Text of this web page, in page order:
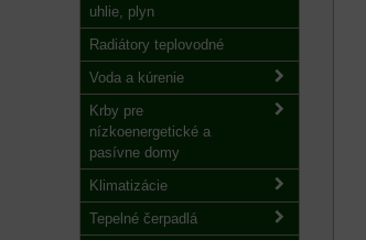
uhlie, plyn
Radiátory teplovodné
Voda a kúrenie
Krby pre
nízkoenergetické a
pasívne domy
Klimatizácie
Tepelné čerpadlá